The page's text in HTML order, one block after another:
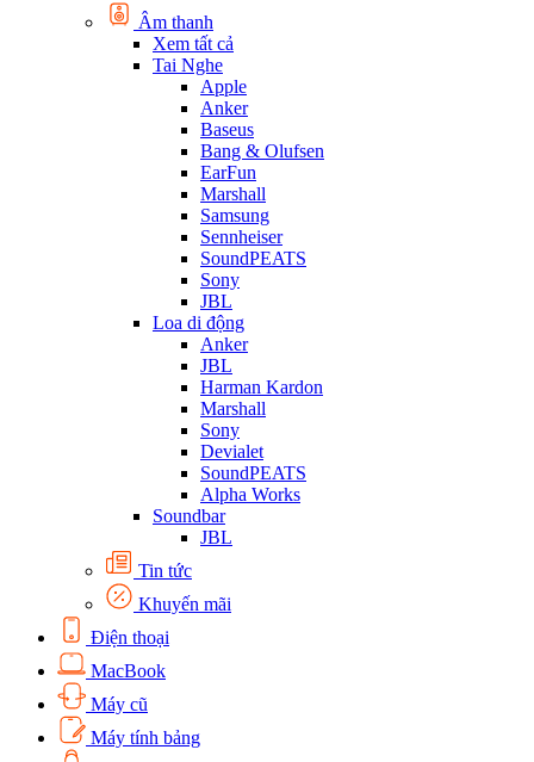
Âm thanh
Xem tất cả
Tai Nghe
Apple
Anker
Baseus
Bang & Olufsen
EarFun
Marshall
Samsung
Sennheiser
SoundPEATS
Sony
JBL
Loa di động
Anker
JBL
Harman Kardon
Marshall
Sony
Devialet
SoundPEATS
Alpha Works
Soundbar
JBL
Tin tức
Khuyến mãi
Điện thoại
MacBook
Máy cũ
Máy tính bảng